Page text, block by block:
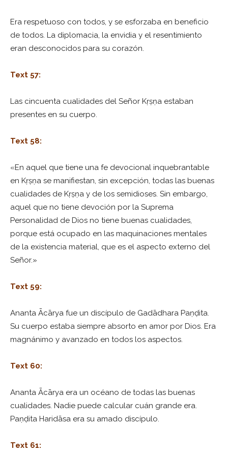
Era respetuoso con todos, y se esforzaba en beneficio
de todos. La diplomacia, la envidia y el resentimiento
eran desconocidos para su corazón.
Text 57:
Las cincuenta cualidades del Señor Kṛṣṇa estaban
presentes en su cuerpo.
Text 58:
«En aquel que tiene una fe devocional inquebrantable
en Kṛṣṇa se manifiestan, sin excepción, todas las buenas
cualidades de Kṛṣṇa y de los semidioses. Sin embargo,
aquel que no tiene devoción por la Suprema
Personalidad de Dios no tiene buenas cualidades,
porque está ocupado en las maquinaciones mentales
de la existencia material, que es el aspecto externo del
Señor.»
Text 59:
Ananta Ācārya fue un discípulo de Gadādhara Paṇḍita.
Su cuerpo estaba siempre absorto en amor por Dios. Era
magnánimo y avanzado en todos los aspectos.
Text 60:
Ananta Ācārya era un océano de todas las buenas
cualidades. Nadie puede calcular cuán grande era.
Paṇḍita Haridāsa era su amado discípulo.
Text 61: